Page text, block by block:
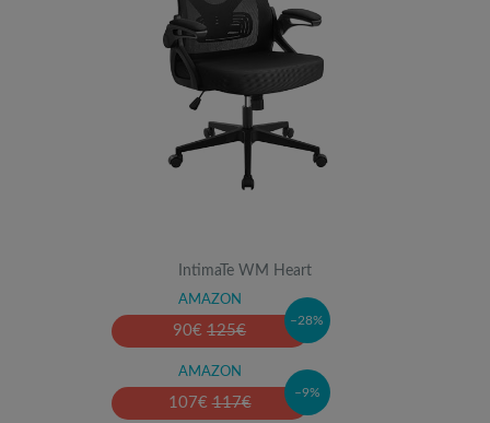
IntimaTe WM Heart
AMAZON
90€ 125€
–28%
AMAZON
107€ 117€
–9%